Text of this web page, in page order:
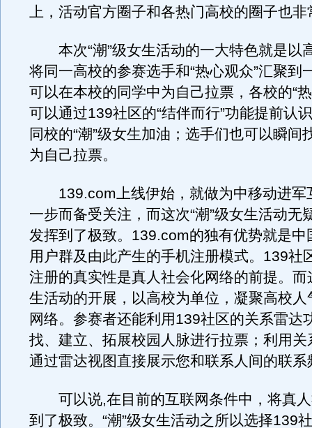
上，活动官方圈子和各热门高校的圈子也非
本次“潮”级女生活动的一大特色就是以
将同一高校的参赛选手和“热心观众”汇聚到
可以在本校的同学中为自己拉票，各校的“
可以通过139社区的“结伴而行”功能提前认
同校的“潮”级女生加油；选手们也可以瞬间
为自己拉票。
139.com上线伊始，就做为中移动进军
一步而备受关注，而这次“潮”级女生活动无
发挥到了极致。139.com的独有优势就是中
用户群及由此产生的手机注册模式。139社
注册的真实性是真人社会化网络的前提。而
生活动的开展，以高校为单位，凝聚高校人
网络。参赛者还能利用139社区的关系雷达
找、建立、拓展校园人脉进行拉票；利用关
通过雷达视图直接展示您和联系人间的联系
可以说,在目前的互联网条件中，将真人
到了极致。“潮”级女生活动之所以选择139